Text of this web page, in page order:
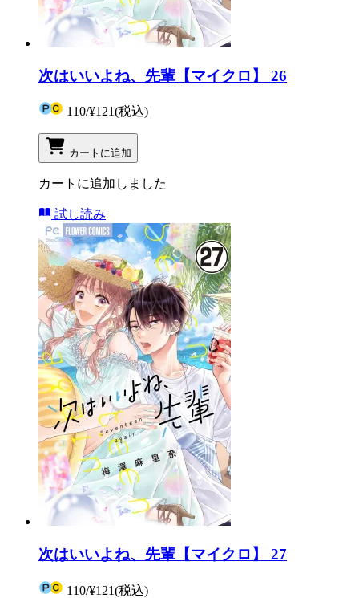
次はいいよね、先輩【マイクロ】 26
110/¥121(税込)
カートに追加
カートに追加しました
試し読み
次はいいよね、先輩【マイクロ】 27
110/¥121(税込)